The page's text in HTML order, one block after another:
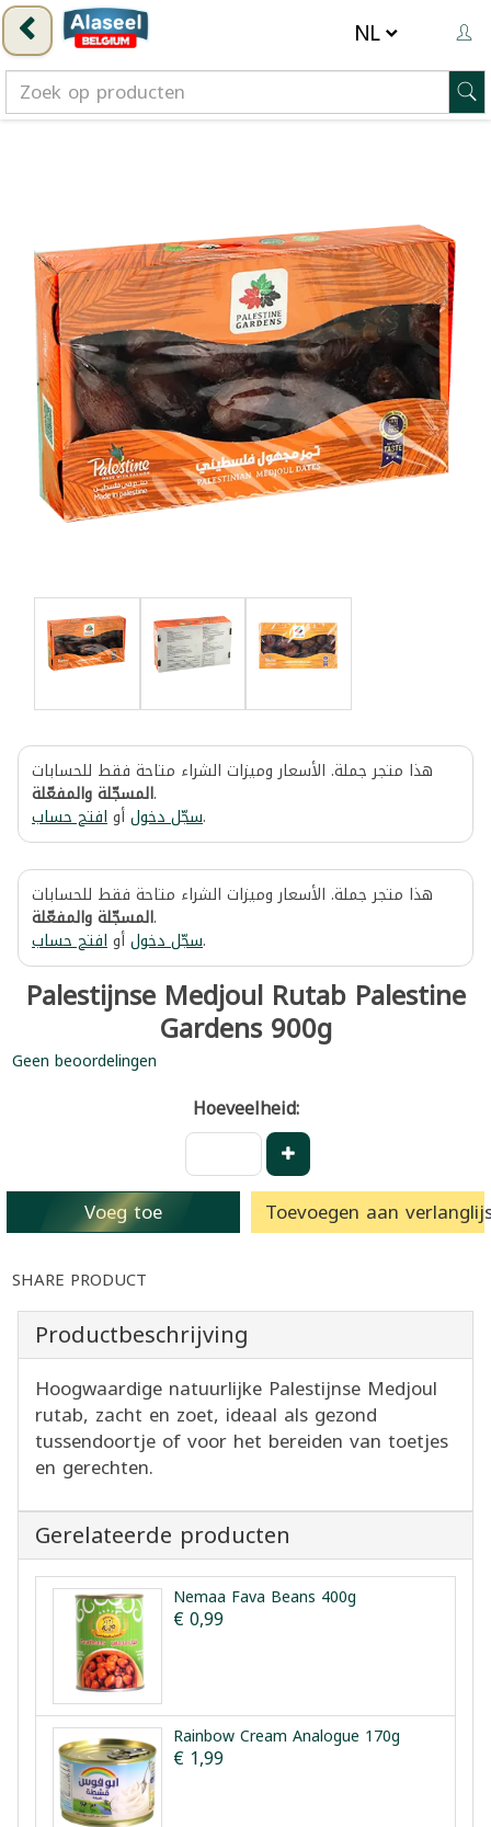
هذا متجر جملة. الأسعار وميزات الشراء متاحة فقط للحسابات
المسجّلة والمفعّلة.
سجّل دخولأوافتح حساب .
هذا متجر جملة. الأسعار وميزات الشراء متاحة فقط للحسابات
المسجّلة والمفعّلة.
سجّل دخولأوافتح حساب .
Palestijnse Medjoul Rutab Palestine
Gardens 900g
Geen beoordelingen
Hoeveelheid:
Voeg toe Toevoegen aan
SHARE PRODUCT
Productbeschrijving
Hoogwaardige natuurlijke Palestijnse Medjoul
rutab, zacht en zoet, ideaal als gezond
tussendoortje of voor het bereiden van toetjes
en gerechten.
Gerelateerde producten
Nemaa Fava Beans 400g
€ 0,99
Rainbow Cream Analogue 170g
€ 1,99